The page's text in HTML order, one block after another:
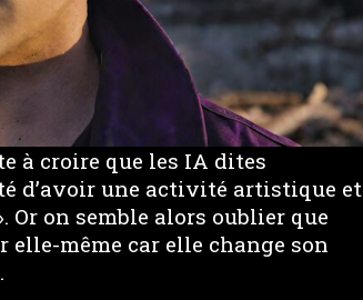
à croire que les IA dites
d’avoir une activité artistique et
on semble alors oublier que
même car elle change son